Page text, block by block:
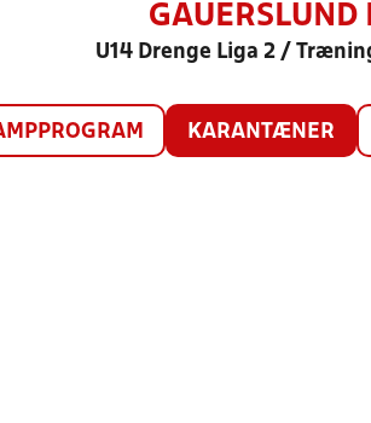
GAUERSLUND
U14 Drenge Liga 2 /
KARANTÆNER